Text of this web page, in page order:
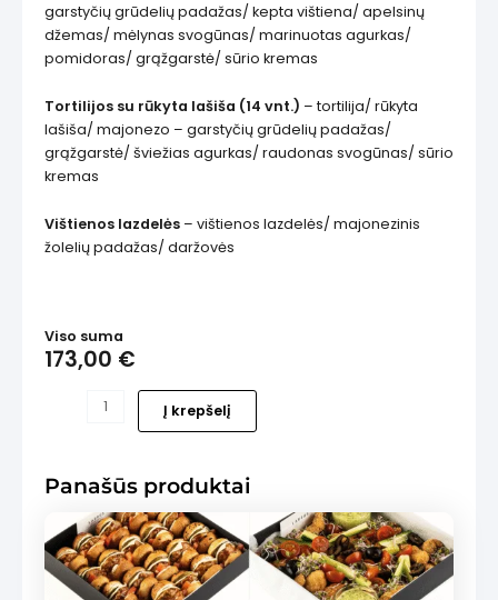
garstyčių grūdelių padažas/ kepta vištiena/ apelsinų
džemas/ mėlynas svogūnas/ marinuotas agurkas/
pomidoras/ grąžgarstė/ sūrio kremas
Tortilijos su rūkyta lašiša (14 vnt.) – tortilija/ rūkyta
lašiša/ majonezo – garstyčių grūdelių padažas/
grąžgarstė/ šviežias agurkas/ raudonas svogūnas/ sūrio
kremas
Vištienos lazdelės – vištienos lazdelės/ majonezinis
žolelių padažas/ daržovės
Viso suma
173,00 €
produkto
ŠEŠIEMS
Į krepšelį
Panašūs produktai